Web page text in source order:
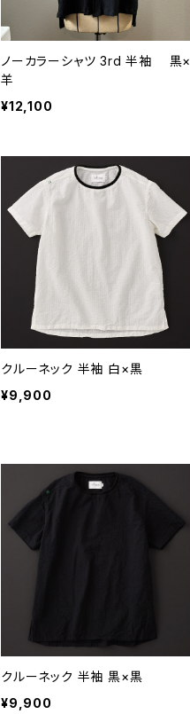
ノーカラーシャツ 3rd 半袖 黒×
羊
¥12,100
クルーネック 半袖 白×黒
¥9,900
クルーネック 半袖 黒×黒
¥9,900